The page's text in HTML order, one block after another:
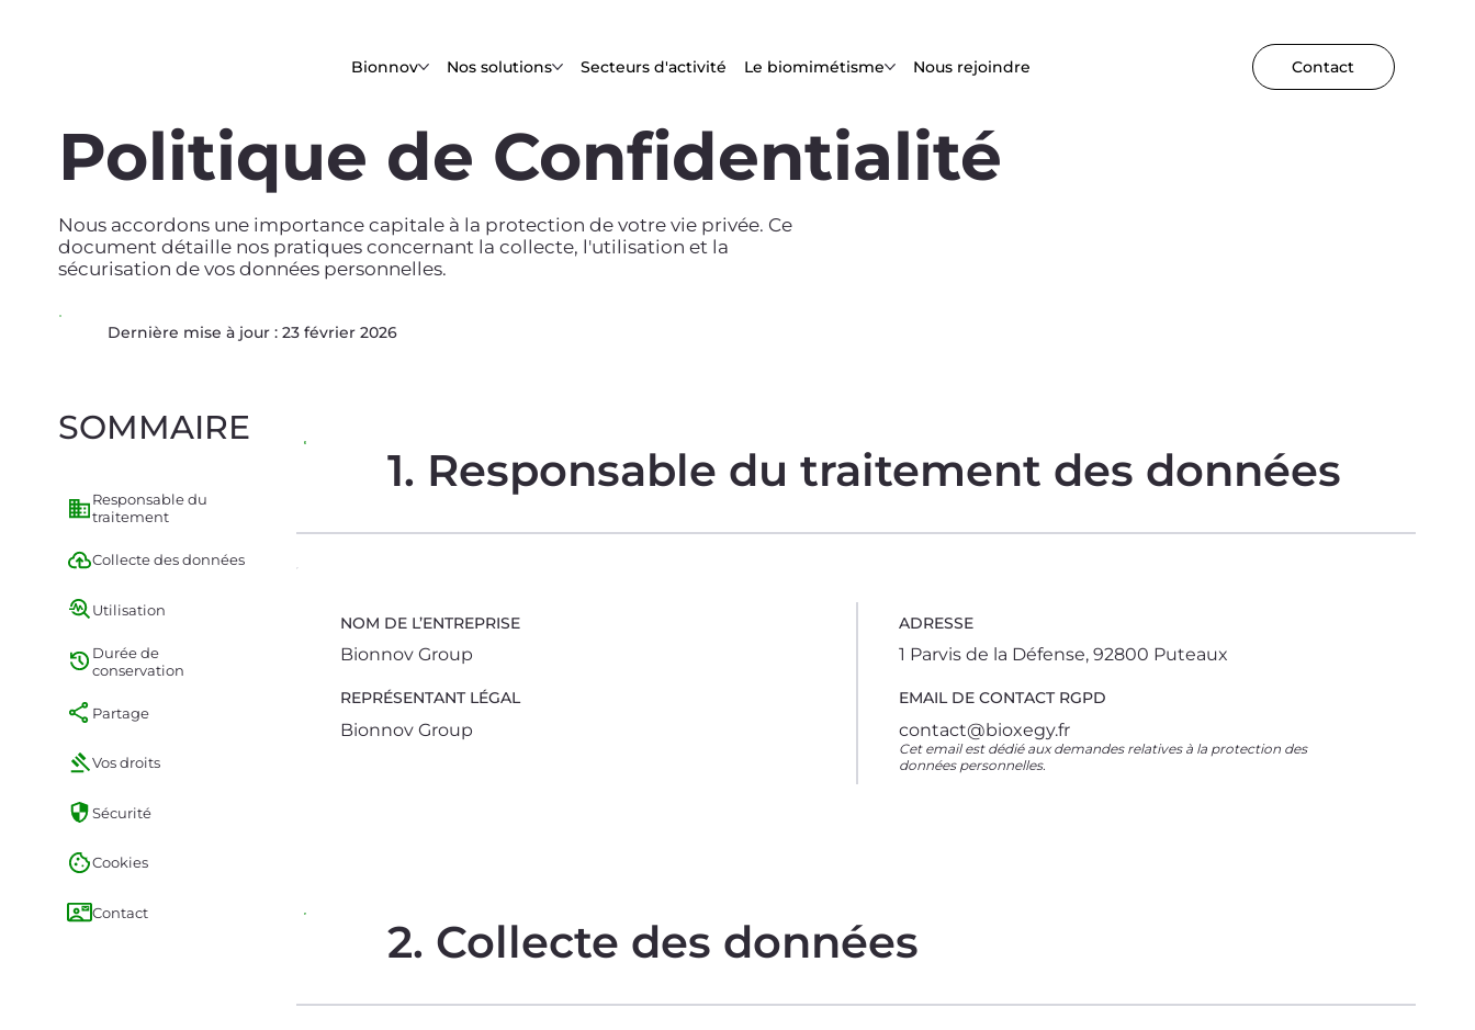
Bionnov Nos solutions Secteurs d'activité Le biomimétisme Nous rejoindre Contact
2. Collecte des données
ADRESSE
1 Parvis de la Défense, 92800 Puteaux
EMAIL DE CONTACT RGPD
contact@bioxegy.fr
Cet email est dédié aux demandes relatives à la protection des
données personnelles.
NOM DE L’ENTREPRISE
Bionnov Group
REPRÉSENTANT LÉGAL
Bionnov Group
1. Responsable du traitement des données
SOMMAIRE
Responsable du
traitement
Collecte des données
Utilisation
Durée de
conservation
Partage
Vos droits
Sécurité
Cookies
Contact
Politique de Confidentialité
Nous accordons une importance capitale à la protection de votre vie privée. Ce
document détaille nos pratiques concernant la collecte, l'utilisation et la
sécurisation de vos données personnelles.
Dernière mise à jour : 23 février 2026